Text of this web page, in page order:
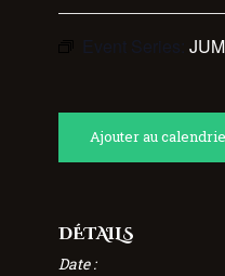
Event Series:
Ajouter au
DÉTAILS
Date :